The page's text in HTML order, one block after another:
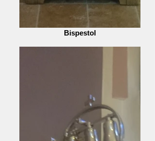
Bispestol